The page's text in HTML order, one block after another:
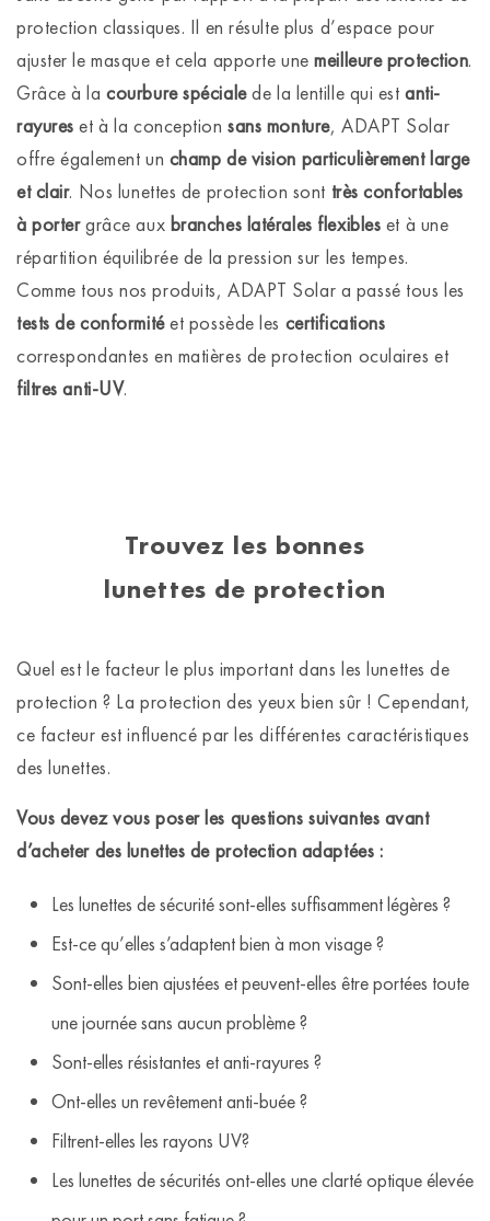
protection classiques. Il en résulte plus d’espace pour
ajuster le masque et cela apporte unemeilleure protection.
Grâce à lacourbure spécialede la lentille qui estanti-
rayures et à la conceptionsans monture, ADAPT Solar
offre également un champ de vision particulièrement large
et clair. Nos lunettes de protection sont très confortables
à portergrâce aux branches latérales flexibles et à une
répartition équilibrée de la pression sur les tempes.
Comme tous nos produits, ADAPT Solar a passé tous les
tests de conformitéet possède les certifications
correspondantes en matières de protection oculaires et
filtres anti-UV.
Trouvez les bonnes
lunettes de protection
Quel est le facteur le plus important dans les lunettes de
protection ? La protection des yeux bien sûr ! Cependant,
ce facteur est influencé par les différentes caractéristiques
des lunettes.
Vous devez vous poser les questions suivantes avant
d’acheter des lunettes de protection adaptées :
Les lunettes de sécurité sont-elles suffisamment légères ?
Est-ce qu’elles s’adaptent bien à mon visage ?
Sont-elles bien ajustées et peuvent-elles être portées toute
une journée sans aucun problème ?
Sont-elles résistantes et anti-rayures ?
Ont-elles un revêtement anti-buée ?
Filtrent-elles les rayons UV?
Les lunettes de sécurités ont-elles une clarté optique élevée